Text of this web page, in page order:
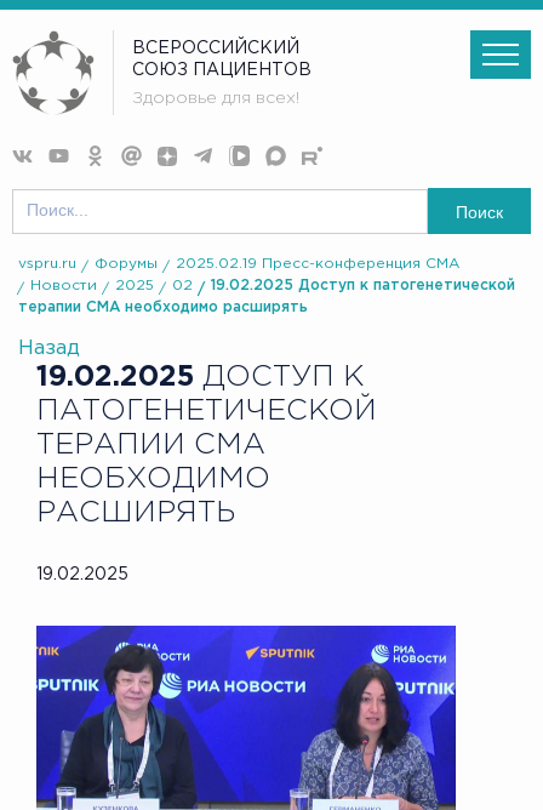
ВСЕРОССИЙСКИЙ
СОЮЗ ПАЦИЕНТОВ
Здоровье для всех!
Поиск
vspru.ru Форумы
2025.02.19 Пресс-конференция СМА
Новости
2025 02
19.02.2025 Доступ к патогенетической
терапии СМА необходимо расширять
Назад
19.02.2025 ДОСТУП К
ПАТОГЕНЕТИЧЕСКОЙ
ТЕРАПИИ СМА
НЕОБХОДИМО
РАСШИРЯТЬ
19.02.2025